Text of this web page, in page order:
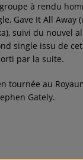
à rendu
Gave It All Away
suivi du nouvel
single issu de
par la suite.
tournée au
Gately.